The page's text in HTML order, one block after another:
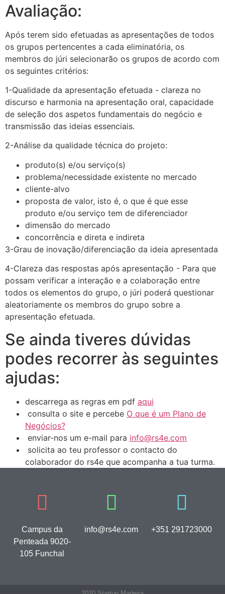
Avaliação:
Após terem sido efetuadas as apresentações de todos
os grupos pertencentes a cada eliminatória, os
membros do júri selecionarão os grupos de acordo com
os seguintes critérios:
1-Qualidade da apresentação efetuada - clareza no
discurso e harmonia na apresentação oral, capacidade
de seleção dos aspetos fundamentais do negócio e
transmissão das ideias essenciais.
2-Análise da qualidade técnica do projeto:
produto(s) e/ou serviço(s)
problema/necessidade existente no mercado
cliente-alvo
proposta de valor, isto é, o que é que esse
produto e/ou serviço tem de diferenciador
dimensão do mercado
concorrência e direta e indireta
3-Grau de inovação/diferenciação da ideia apresentada
4-Clareza das respostas após apresentação - Para que
possam verificar a interação e a colaboração entre
todos os elementos do grupo, o júri poderá questionar
aleatoriamente os membros do grupo sobre a
apresentação efetuada.
Se ainda tiveres dúvidas
podes recorrer às seguintes
ajudas:
descarrega as regras em pdf aqui
consulta o site e percebe O que é um Plano de
Negócios?
enviar-nos um e-mail para info@rs4e.com
solicita ao teu professor o contacto do
colaborador do rs4e que acompanha a tua turma.
Campus da
Penteada 9020-
105 Funchal
info@rs4e.com +351 291723000